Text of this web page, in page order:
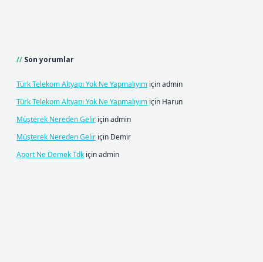
Son yorumlar
Türk Telekom Altyapı Yok Ne Yapmalıyım içinadmin
Türk Telekom Altyapı Yok Ne Yapmalıyım için Harun
Müşterek Nereden Gelir içinadmin
Müşterek Nereden Gelir için Demir
Aport Ne Demek Tdk içinadmin